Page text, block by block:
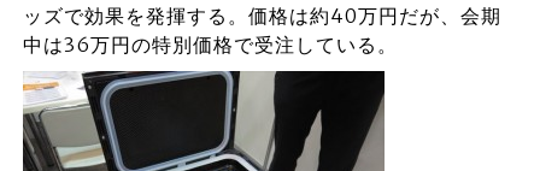
ッズで効果を発揮する。価格は約40万円だが、会期
中は36万円の特別価格で受注している。